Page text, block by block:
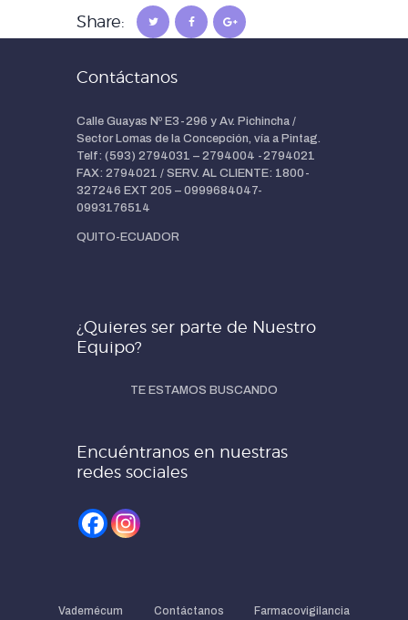
Share:
Contáctanos
Calle Guayas Nº E3-296 y Av. Pichincha /
Sector Lomas de la Concepción, vía a Pintag.
Telf: (593) 2794031 – 2794004 -2794021
FAX: 2794021 / SERV. AL CLIENTE: 1800-
327246 EXT 205 – 0999684047-
0993176514
QUITO-ECUADOR
¿Quieres ser parte de Nuestro
Equipo?
TE ESTAMOS BUSCANDO
Encuéntranos en nuestras
redes sociales
Vademécum Contáctanos Farmacovigilancia